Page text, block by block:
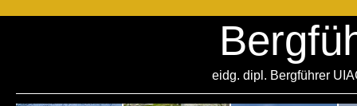
eidg. dipl. Bergführer